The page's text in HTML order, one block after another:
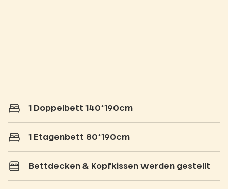
1 Doppelbett 140*190cm
1 Etagenbett 80*190cm
Bettdecken & Kopfkissen werden gestellt